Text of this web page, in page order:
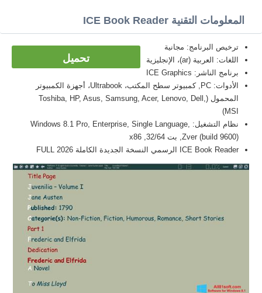
المعلومات التقنية ICE Book Reader
تحميل
ترخيص البرنامج: مجانية
اللغات: العربية (ar)، الإنجليزية
برنامج الناشر: ICE Graphics
الأدوات: PC, كمبيوتر سطح المكتب، Ultrabook، أجهزة الكمبيوتر
المحمول (Toshiba, HP, Asus, Samsung, Acer, Lenovo, Dell,
MSI)
نظام التشغيل: Windows 8.1 Pro, Enterprise, Single Language,
Zver (build 9600), بت 32/64, x86
ICE Book Reader الرسمي النسخة الجديدة الكاملة FULL 2026